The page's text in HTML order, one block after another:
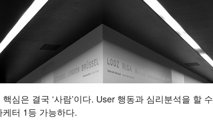
심은 결국 ‘사람’이다. User 행동과 심리분석을 할 수
터 1등 가능하다.